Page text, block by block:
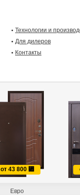
Технологии и
Для дилеров
Контакты
от 43 800 ⃏
Евро